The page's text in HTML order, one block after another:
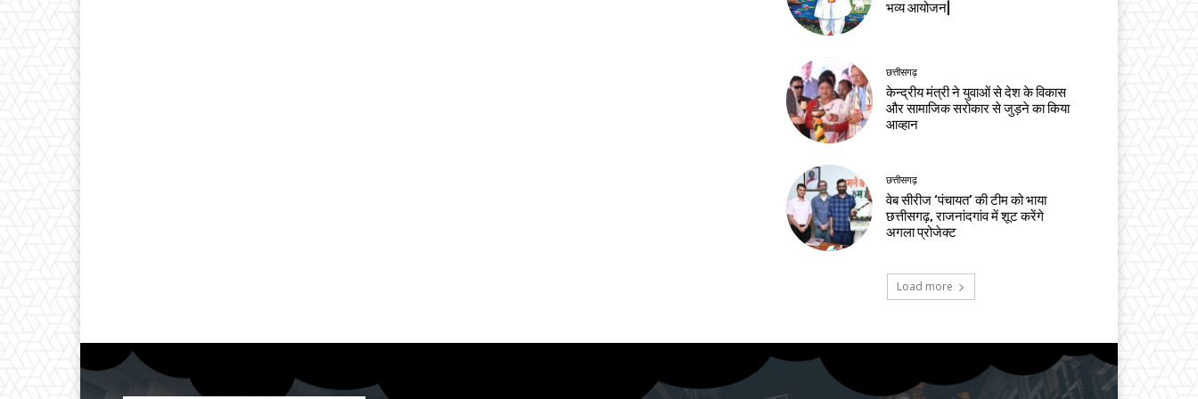
भव्य आयोजन|
छत्तीसगढ़
केन्द्रीय मंत्री ने युवाओं से देश के विकास
और सामाजिक सरोकार से जुड़ने का किया
आव्हान
छत्तीसगढ़
वेब सीरीज ‘पंचायत’ की टीम को भाया
छत्तीसगढ़, राजनांदगांव में शूट करेंगे
अगला प्रोजेक्ट
Load more